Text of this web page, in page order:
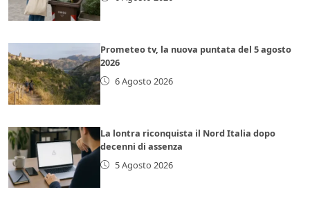
Prometeo tv, la nuova puntata del 5 agosto
2026
6 Agosto 2026
La lontra riconquista il Nord Italia dopo
decenni di assenza
5 Agosto 2026